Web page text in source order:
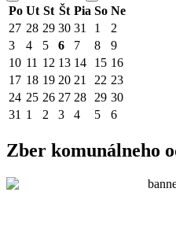
Po Ut St Št Pia So Ne
27 28 29 30 31 1
2
3
4 5 6 7 8
9
10 11 12 13 14 15 16
17 18 19 20 21 22 23
24 25 26 27 28 29 30
31 1 2 3 4 5 6
Zber komunálneho